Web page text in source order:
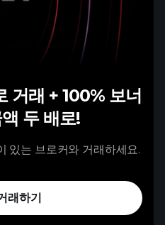
거래 + 100% 보너
두 배로!
있는 브로커와 거래하세요.
래하기